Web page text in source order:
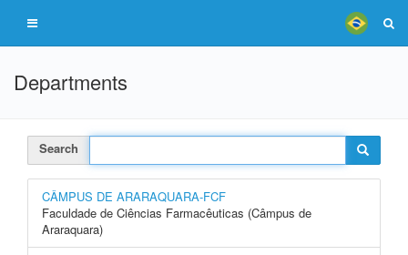
Departments
Search
CÂMPUS DE ARARAQUARA-FCF
Faculdade de Ciências Farmacêuticas (Câmpus de
Araraquara)